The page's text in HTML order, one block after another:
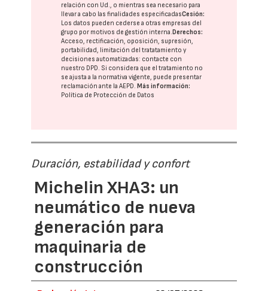
relación con Ud., o mientras sea necesario para
llevar a cabo las finalidades especificadasCesión:
Los datos pueden cederse a otras empresas del
grupo por motivos de gestión interna.Derechos:
Acceso, rectificación, oposición, supresión,
portabilidad, limitación del tratatamiento y
decisiones automatizadas: contacte con
nuestro DPD. Si considera que el tratamiento no
se ajusta a la normativa vigente, puede presentar
reclamación ante laAEPD.Más información:
Política de Protección de Datos
Duración, estabilidad y confort
Michelin XHA3: un
neumático de nueva
generación para
maquinaria de
construcción